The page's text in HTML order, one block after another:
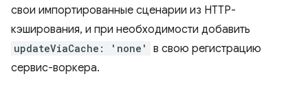
свои импортированные сценарии из HTTP-
кэширования, и при необходимости добавить
updateViaCache: 'none'
в свою регистрацию
сервис-воркера.